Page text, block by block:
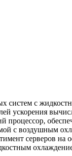
систем с
ускорения
процессор,
с воздушным
серверов